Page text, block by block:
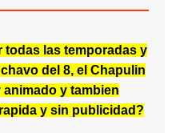
todas las temporadas y
del 8, el Chapulin
y tambien
y sin publicidad?